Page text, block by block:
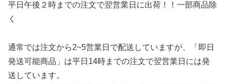
平日午後２時までの注文で翌営業日に出荷！！一部商品除
く
通常では注文から2~5営業日で配送していますが、「即日
発送可能商品」は平日14時までの注文で翌営業日には発
送しています。